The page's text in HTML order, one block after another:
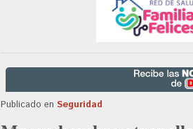
Publicado en Seguridad